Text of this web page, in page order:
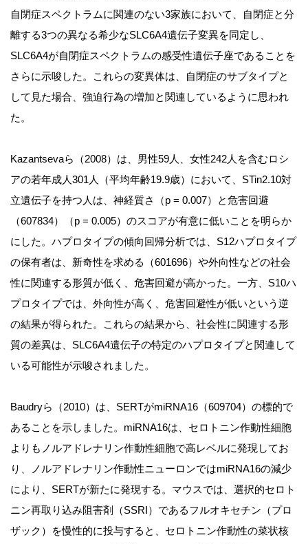
自閉症スペクトラムに関連のない3家族において、自閉症と分
離する3つの異なる希少なSLC6A4遺伝子変異を同定し、
SLC6A4が自閉症スペクトラムの感受性遺伝子座であることを
さらに示唆した。これらの変異体は、自閉症のサブタイプと
して見た場合、強迫行為の増加と関連しているように思われ
た。
Kazantsevaら（2008）は、男性59人、女性242人を含むロシ
アの若年成人301人（平均年齢19.9歳）において、STin2.10対
立遺伝子を持つ人は、神経質さ（p = 0.007）と危害回避
（607834）（p = 0.005）のスコアが有意に低いことを明らか
にした。ハプロタイプの傾向回帰分析では、S12ハプロタイプ
の保有者は、新奇性を求める（601696）や外向性などの社会
性に関連する形質が低く、危害回避が高かった。一方、S10ハ
プロタイプでは、外向性が高く、危害回避性が低いという逆
の結果が得られた。これらの結果から、社会性に関連する形
質の差異は、SLC6A4遺伝子の特定のハプロタイプと関連して
いる可能性が示唆されました。
Baudryら（2010）は、SERTがmiRNA16（609704）の標的で
あることを示しました。miRNA16は、セロトニン作動性細胞
よりもノルアドレナリン作動性細胞で高レベルに発現してお
り、ノルアドレナリン作動性ニューロンではmiRNA16の減少
により、SERTが新たに発現する。マウスでは、選択的セロト
ニン再取り込み阻害剤（SSRI）であるフルオキセチン（プロ
ザック）を慢性的に投与すると、セロトニン作動性の菜状核